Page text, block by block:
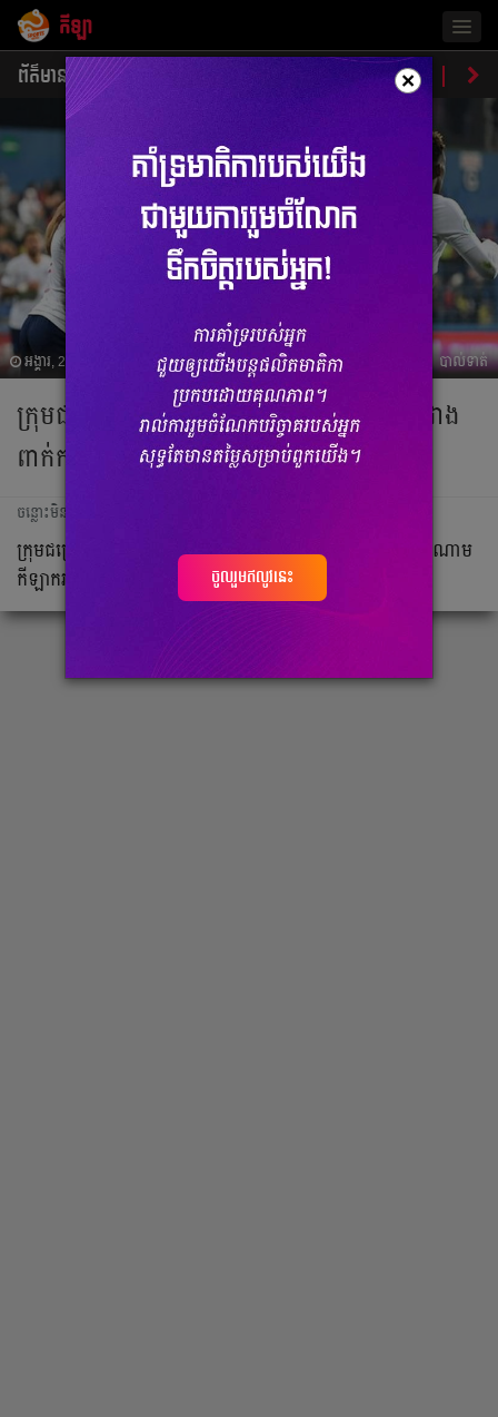
កីឡា
ព័ត៌មាន បាល់ទាត់ ប្រវត្តិ​​ វិភា
អង្គារ, 26 មីនា 2019 13:07 បាល់ទាត់
ក្រុម​ជម្រើស​ជាតិ​អង់គ្លេស​មាន​កីឡាករ​កូន​កាត់​ជាង​
ពាក់កណ្ដាល
ចន្លោះមិនឃើញ
ក្រុម​ជម្រើស​ជាតិ​អង់គ្លេស​ មាន​កីឡាករ​រហូត​ដល់​ទៅ ១៤​រូប​ ក្នុង​ចំណោម​
កីឡាករ​សរុប​ ៣០​រូប​ ដែល​ជា​កីឡាករ​កូន​កាត់។
×
ចូលរួមឥលូវនេះ